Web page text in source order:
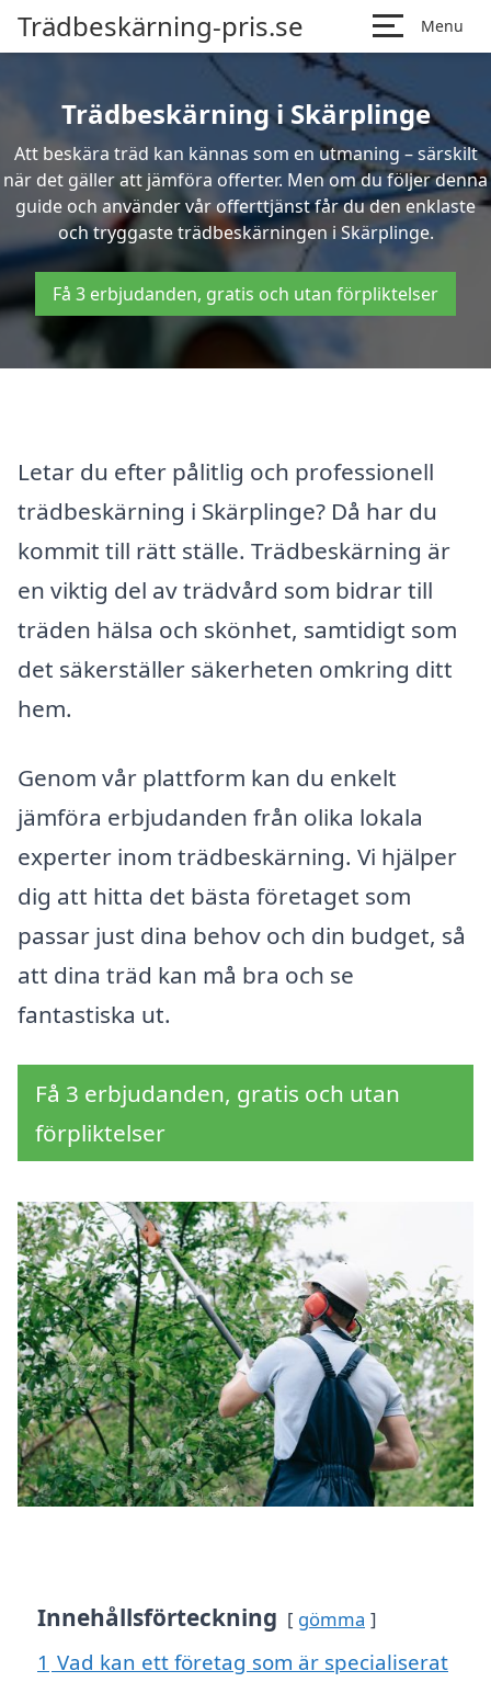
Trädbeskärning-pris.se Menu
Trädbeskärning i Skärplinge
Att beskära träd kan kännas som en utmaning – särskilt
när det gäller att jämföra offerter. Men om du följer denna
guide och använder vår offerttjänst får du den enklaste
och tryggaste trädbeskärningen i Skärplinge.
Få 3 erbjudanden, gratis och utan förpliktelser
Letar du efter pålitlig och professionell
trädbeskärning i Skärplinge? Då har du
kommit till rätt ställe. Trädbeskärning är
en viktig del av trädvård som bidrar till
träden hälsa och skönhet, samtidigt som
det säkerställer säkerheten omkring ditt
hem.
Genom vår plattform kan du enkelt
jämföra erbjudanden från olika lokala
experter inom trädbeskärning. Vi hjälper
dig att hitta det bästa företaget som
passar just dina behov och din budget, så
att dina träd kan må bra och se
fantastiska ut.
Få 3 erbjudanden, gratis och utan
förpliktelser
Innehållsförteckning gömma
1 Vad kan ett företag som är specialiserat